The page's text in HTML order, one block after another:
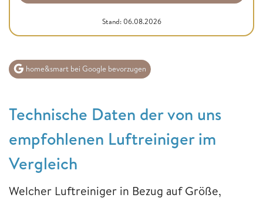
Stand: 06.08.2026
home&smart bei Google bevorzugen
Technische Daten der von uns
empfohlenen Luftreiniger im
Vergleich
Welcher Luftreiniger in Bezug auf Größe,